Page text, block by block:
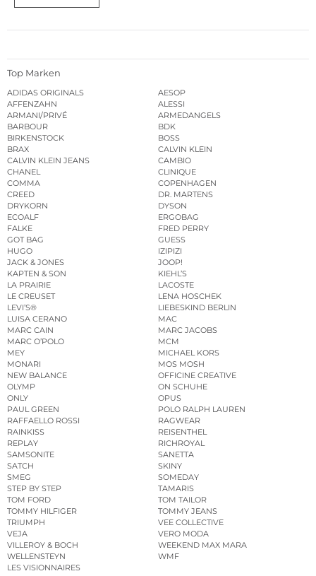
Top Marken
ADIDAS ORIGINALS
AESOP
AFFENZAHN
ALESSI
ARMANI/PRIVÉ
ARMEDANGELS
BARBOUR
BDK
BIRKENSTOCK
BOSS
BRAX
CALVIN KLEIN
CALVIN KLEIN JEANS
CAMBIO
CHANEL
CLINIQUE
COMMA
COPENHAGEN
CREED
DR. MARTENS
DRYKORN
DYSON
ECOALF
ERGOBAG
FALKE
FRED PERRY
GOT BAG
GUESS
HUGO
IZIPIZI
JACK & JONES
JOOP!
KAPTEN & SON
KIEHL’S
LA PRAIRIE
LACOSTE
LE CREUSET
LENA HOSCHEK
LEVI’S®
LIEBESKIND BERLIN
LUISA CERANO
MAC
MARC CAIN
MARC JACOBS
MARC O’POLO
MCM
MEY
MICHAEL KORS
MONARI
MOS MOSH
NEW BALANCE
OFFICINE CREATIVE
OLYMP
ON SCHUHE
ONLY
OPUS
PAUL GREEN
POLO RALPH LAUREN
RAFFAELLO ROSSI
RAGWEAR
RAINKISS
REISENTHEL
REPLAY
RICHROYAL
SAMSONITE
SANETTA
SATCH
SKINY
SMEG
SOMEDAY
STEP BY STEP
TAMARIS
TOM FORD
TOM TAILOR
TOMMY HILFIGER
TOMMY JEANS
TRIUMPH
VEE COLLECTIVE
VEJA
VERO MODA
VILLEROY & BOCH
WEEKEND MAX MARA
WELLENSTEYN
WMF
LES VISIONNAIRES